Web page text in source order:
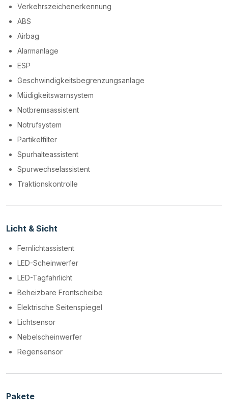
Verkehrszeichenerkennung
ABS
Airbag
Alarmanlage
ESP
Geschwindigkeitsbegrenzungsanlage
Müdigkeitswarnsystem
Notbremsassistent
Notrufsystem
Partikelfilter
Spurhalteassistent
Spurwechselassistent
Traktionskontrolle
Licht & Sicht
Fernlichtassistent
LED-Scheinwerfer
LED-Tagfahrlicht
Beheizbare Frontscheibe
Elektrische Seitenspiegel
Lichtsensor
Nebelscheinwerfer
Regensensor
Pakete